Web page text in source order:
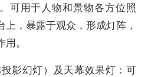
可用于人物和景物各方位照
，暴露于观众，形成灯阵，
。
影幻灯）及天幕效果灯：可